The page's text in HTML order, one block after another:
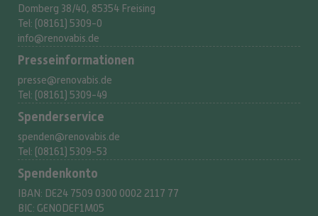
Domberg 38/40, 85354 Freising
Tel: (08161) 5309-0
info@renovabis.de
Presse­informationen
presse@renovabis.de
Tel: (08161) 5309-49
Spenderservice
spenden@renovabis.de
Tel: (08161) 5309-53
Spendenkonto
IBAN: DE24 7509 0300 0002 2117 77
BIC: GENODEF1M05